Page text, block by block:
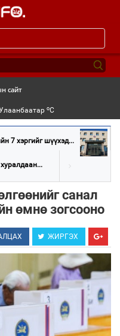
сайт
oC
7 хэргийг шүүхэд...
санал
өмнө зогсооно
ЖИРГЭХ